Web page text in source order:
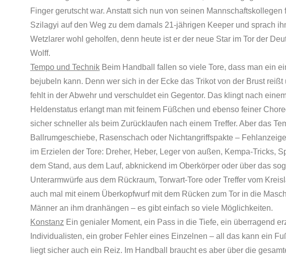
Finger gerutscht war. Anstatt sich nun von seinen
Szilagyi auf den Weg zu dem damals 21-jährigen Keeper und sprach
Wetzlarer wohl geholfen, denn heute ist er der neue Star im Tor der
Wolff.
Tempo und Technik Beim Handball fallen so viele Tore, dass man ein
bejubeln kann. Denn wer sich in der Ecke das Trikot von der Brust
fehlt in der Abwehr und verschuldet ein Gegentor. Das klingt nach
Heldenstatus erlangt man mit feinem Füßchen und ebenso feiner
sicher schneller als beim Zurücklaufen nach einem Treffer. Aber das
Ballrumgeschiebe, Rasenschach oder Nichtangriffspakte –
im Erzielen der Tore: Dreher, Heber, Leger von außen, Kempa-Tricks,
dem Stand, aus dem Lauf, abknickend im Oberkörper oder über das
Unterarmwürfe aus dem Rückraum, Torwart-Tore oder Treffer vom
auch mal mit einem Überkopfwurf mit dem Rücken zum Tor in die
Männer an ihm dranhängen – es gibt einfach so viele Möglichkeiten.
Konstanz Ein genialer Moment, ein Pass in die Tiefe, ein überragend
Individualisten, ein grober Fehler eines Einzelnen – all das kann ein
liegt sicher auch ein Reiz. Im Handball braucht es aber über die